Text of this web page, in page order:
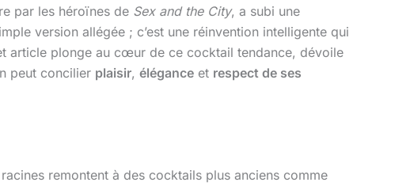
par les héroïnes de Sex and the City, a subi une
version allégée ; c’est une réinvention intelligente qui
article plonge au cœur de ce cocktail tendance, dévoile
peut concilier plaisir, élégance et respect de ses
remontent à des cocktails plus anciens comme